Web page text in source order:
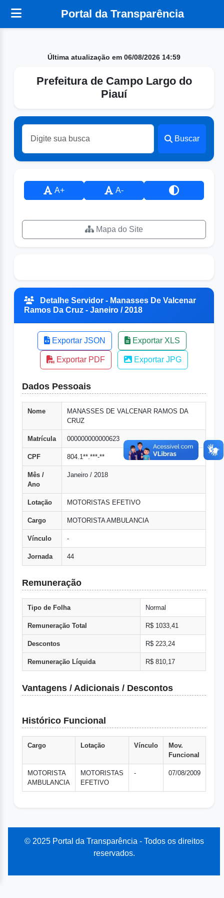
Portal da Transparência
Última atualização em 06/08/2026 14:59
Prefeitura de Campo Largo do
Piauí
Buscar
A+ A-
Mapa do Site
Detalhe Servidor - Manasses De Valcenar
Ramos Da Cruz - Janeiro / 2018
Exportar JSON Exportar XLS
Exportar PDF Exportar JPG
Dados Pessoais
Nome
MANASSES DE VALCENAR RAMOS DA
CRUZ
Matrícula 000000000000623
CPF 804.1**.***-**
Mês /
Ano
Janeiro / 2018
Lotação MOTORISTAS EFETIVO
Cargo MOTORISTA AMBULANCIA
Vínculo -
Jornada 44
Remuneração
Tipo de Folha Normal
Remuneração Total R$ 1033,41
Descontos R$ 223,24
Remuneração Líquida R$ 810,17
Vantagens / Adicionais / Descontos
Histórico Funcional
Cargo Lotação Vínculo
Mov.
Funcional
MOTORISTA
AMBULANCIA
MOTORISTAS
EFETIVO
- 07/08/2009
© 2025 Portal da Transparência - Todos os direitos
reservados.